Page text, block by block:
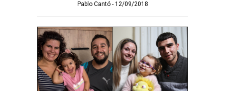
Pablo Cantó 12/09/2018